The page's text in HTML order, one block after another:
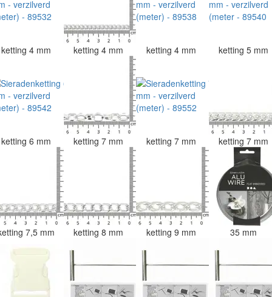
ketting 4 mm ketting 4 mm ketting 4 mm ketting 5 mm
ketting 6 mm ketting 7 mm ketting 7 mm ketting 7 mm
7,5 mm ketting 8 mm ketting 9 mm 35 mm